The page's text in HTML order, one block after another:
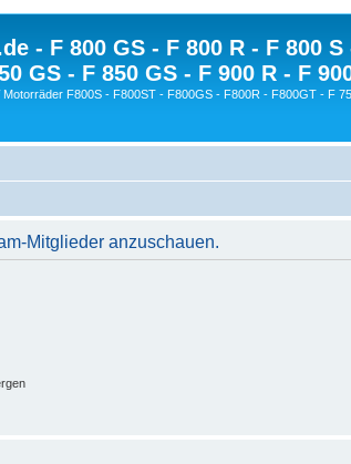
- F 800 GS - F 800 R - F 800 S
GS - F 850 GS - F 900 R - F
F800S - F800ST - F800GS - F800R - F800GT - F
Mitglieder anzuschauen.